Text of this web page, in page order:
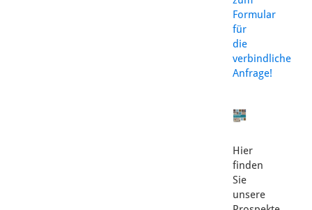
Formular
für
die
verbindliche
Anfrage!
Hier
finden
Sie
unsere